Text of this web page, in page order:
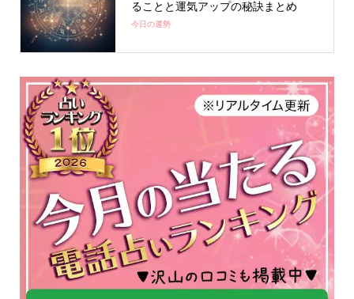
ることと運気アップの秘訣まとめ
今日の運勢